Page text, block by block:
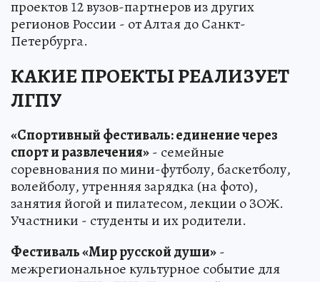
проектов 12 вузов-партнеров из других
регионов России - от Алтая до Санкт-
Петербурга.
КАКИЕ ПРОЕКТЫ РЕАЛИЗУЕТ
ЛГПУ
«Спортивный фестиваль: единение через
спорт и развлечения»- семейные
соревнования по мини-футболу, баскетболу,
волейболу, утренняя зарядка (на фото),
занятия йогой и пилатесом, лекции о ЗОЖ.
Участники - студенты и их родители.
Фестиваль «Мир русской души»-
межрегиональное культурное событие для